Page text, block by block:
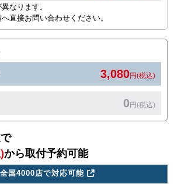
なります。
直接お問い合わせください。
3,080円(税込)
0円(税込)
から取付予約可能
全国4000店で対応可能